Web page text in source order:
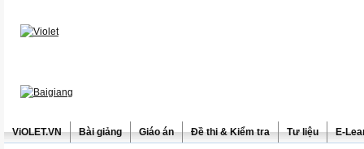
ViOLET.VN Bài giảng Giáo án Đề thi & Kiểm tra Tư liệu E-